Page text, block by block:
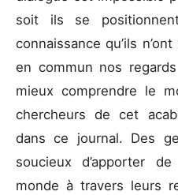
soit ils se
connaissance qu’ils
en commun nos
mieux comprendre le
chercheurs de cet
dans ce journal. Des
soucieux d’apporter
monde à travers leurs